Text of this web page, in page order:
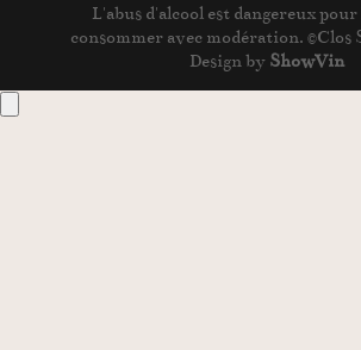
L'abus d'alcool est dangereux pour
consommer avec modération. ©Clos
Design by ShowVin